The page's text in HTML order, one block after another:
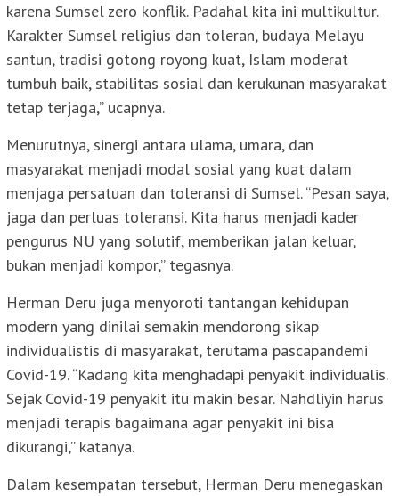
karena Sumsel zero konflik. Padahal kita ini multikultur.
Karakter Sumsel religius dan toleran, budaya Melayu
santun, tradisi gotong royong kuat, Islam moderat
tumbuh baik, stabilitas sosial dan kerukunan masyarakat
tetap terjaga,” ucapnya.
Menurutnya, sinergi antara ulama, umara, dan
masyarakat menjadi modal sosial yang kuat dalam
menjaga persatuan dan toleransi di Sumsel. “Pesan saya,
jaga dan perluas toleransi. Kita harus menjadi kader
pengurus NU yang solutif, memberikan jalan keluar,
bukan menjadi kompor,” tegasnya.
Herman Deru juga menyoroti tantangan kehidupan
modern yang dinilai semakin mendorong sikap
individualistis di masyarakat, terutama pascapandemi
Covid-19. “Kadang kita menghadapi penyakit individualis.
Sejak Covid-19 penyakit itu makin besar. Nahdliyin harus
menjadi terapis bagaimana agar penyakit ini bisa
dikurangi,” katanya.
Dalam kesempatan tersebut, Herman Deru menegaskan